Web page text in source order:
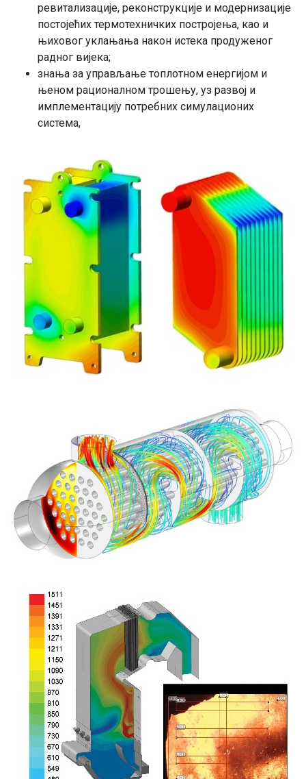
ревитализације, реконструкције и модернизације
постојећих термотехничких постројења, као и
њиховог уклањања након истека продуженог
радног вијека;
знања за управљање топлотном енергијом и
њеном рационалном трошењу, уз развој и
имплементацију потребних симулационих
система,